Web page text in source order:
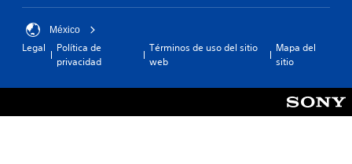
México
Legal
Política de
privacidad
Términos de uso del sitio
web
Mapa del
sitio